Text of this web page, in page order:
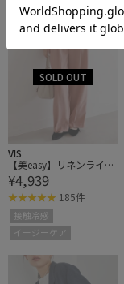
VIS
【美easy】リネンライク
ワンタックワイドスラッ
クスパンツ
¥4,939
185件
接触冷感
イージーケア